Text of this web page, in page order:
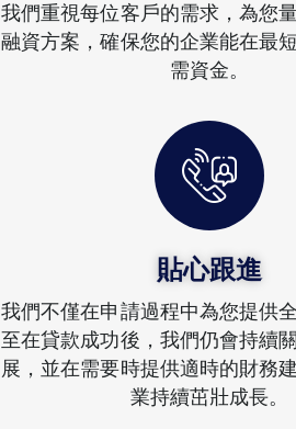
我們重視每位客戶的需求，為您
融資方案，確保您的企業能在最
需資金。
貼心跟進
我們不僅在申請過程中為您提供
至在貸款成功後，我們仍會持續
展，並在需要時提供適時的財務
業持續茁壯成長。